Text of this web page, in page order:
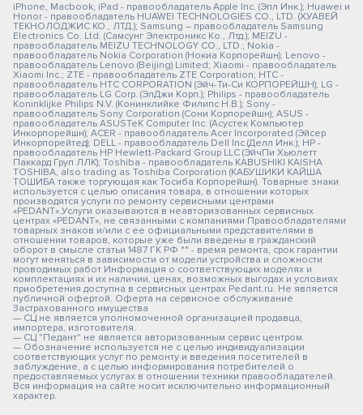
iPhone, Macbook, iPad - правообладатель Apple Inc. (Эпл Инк.); Huawei и
Honor - правообладатель HUAWEI TECHNOLOGIES CO., LTD. (ХУАВЕЙ
ТЕКНОЛОДЖИС КО., ЛТД.); Samsung – правообладатель Samsung
Electronics Co. Ltd. (Самсунг Электроникс Ко., Лтд.); MEIZU -
правообладатель MEIZU TECHNOLOGY CO., LTD.; Nokia -
правообладатель Nokia Corporation (Нокиа Корпорейшн); Lenovo -
правообладатель Lenovo (Beijing) Limited; Xiaomi - правообладатель
Xiaomi Inc.; ZTE - правообладатель ZTE Corporation; HTC -
правообладатель HTC CORPORATION (Эйч-Ти-Си КОРПОРЕЙШН); LG -
правообладатель LG Corp. (ЭлДжи Корп.); Philips - правообладатель
Koninklijke Philips N.V. (Конинклийке Филипс Н.В.); Sony -
правообладатель Sony Corporation (Сони Корпорейшн); ASUS -
правообладатель ASUSTeK Computer Inc. (Асустек Компьютер
Инкорпорейшн); ACER - правообладатель Acer Incorporated (Эйсер
Инкорпорейтед); DELL - правообладатель Dell Inc.(Делл Инк.); HP -
правообладатель HP Hewlett-Packard Group LLC (ЭйчПи Хьюлетт
Паккард Груп ЛЛК); Toshiba - правообладатель KABUSHIKI KAISHA
TOSHIBA, also trading as Toshiba Corporation (КАБУШИКИ КАЙША
ТОШИБА также торгующая как Тосиба Корпорейшн). Товарные знаки
используется с целью описания товара, в отношении которых
производятся услуги по ремонту сервисными центрами
«PEDANT».Услуги оказываются в неавторизованных сервисных
центрах «PEDANT», не связанными с компаниями Правообладателями
товарных знаков и/или с ее официальными представителями в
отношении товаров, которые уже были введены в гражданский
оборот в смысле статьи 1487 ГК РФ ** - время ремонта, срок гарантии
могут меняться в зависимости от модели устройства и сложности
проводимых работ Информация о соответствующих моделях и
комплектациях и их наличии, ценах, возможных выгодах и условиях
приобретения доступна в сервисных центрах Pedant.ru. Не является
публичной офертой. Оферта на сервисное обслуживание
Застрахованного имущества
— СЦ не является уполномоченной организацией продавца,
импортера, изготовителя.
— СЦ "Педант" не является авторизованным сервис центром.
— Обозначение используется не с целью индивидуализации
соответствующих услуг по ремонту и введения посетителей в
заблуждение, а с целью информирования потребителей о
предоставляемых услугах в отношении техники правообладателей.
Вся информация на сайте носит исключительно информационный
характер.